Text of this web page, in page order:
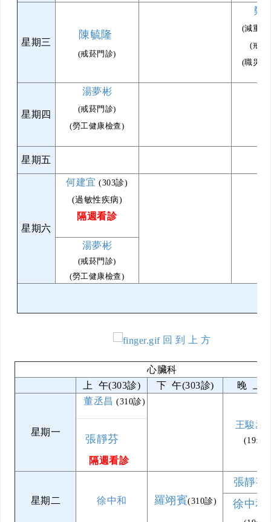
星期三
陳毓隆
(戒菸門診)
鄭
(減重
(戒菸
(職災
星期四
湯夢彬
(戒菸門診)
(勞工健康檢查)
星期五
星期六
何建宜 (303診)
(過敏性疾病)
隔週看診
湯夢彬
(戒菸門診)
(勞工健康檢查)
回 到 上 方
心臟科
上 午(303診)
下 午(303診) 晚 上
星期一
董丞昌 (310診)
張靜芬
隔週看診
王駿丞
(19:00
星期二 徐中和 羅翊賓(310診)
張靜芬
徐中和